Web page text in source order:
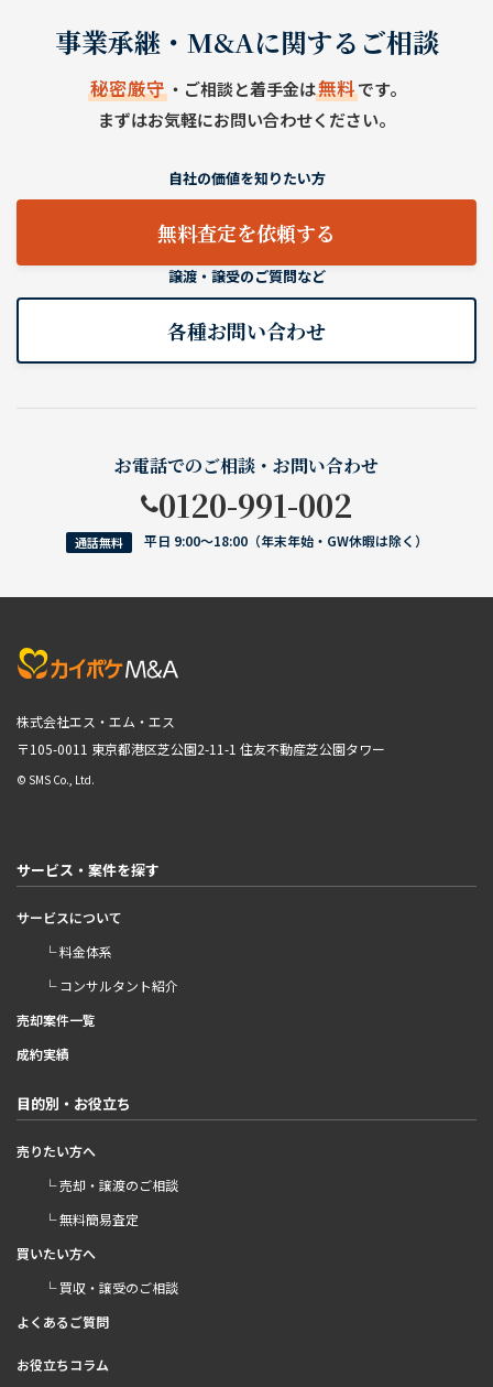
事業承継・M&Aに関するご相談
秘密厳守・ご相談と着手金は無料です。
まずはお気軽にお問い合わせください。
自社の価値を知りたい方
無料査定を依頼する
譲渡・譲受のご質問など
各種お問い合わせ
お電話でのご相談・お問い合わせ
0120-991-002
通話無料 平日 9:00〜18:00（年末年始・GW休暇は除く）
株式会社エス・エム・エス
〒105-0011 東京都港区芝公園2-11-1 住友不動産芝公園タワー
© SMS Co., Ltd.
サービス・案件を探す
サービスについて
└ 料金体系
└ コンサルタント紹介
売却案件一覧
成約実績
目的別・お役立ち
売りたい方へ
└ 売却・譲渡のご相談
└ 無料簡易査定
買いたい方へ
└ 買収・譲受のご相談
よくあるご質問
お役立ちコラム